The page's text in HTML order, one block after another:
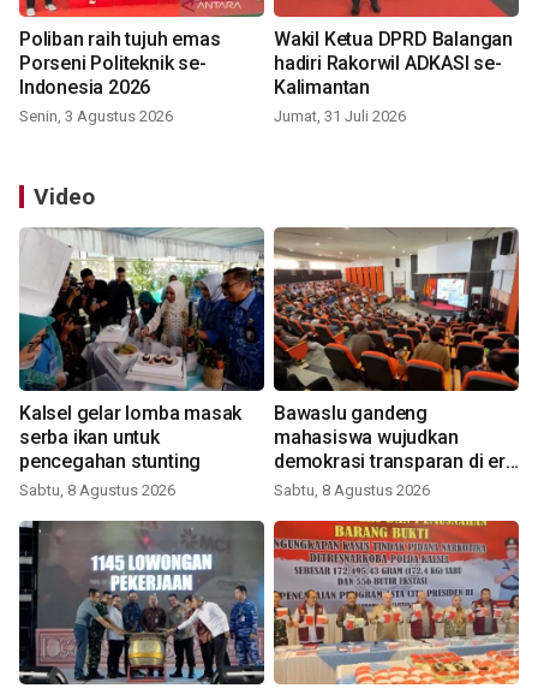
Poliban raih tujuh emas
Porseni Politeknik se-
Indonesia 2026
Senin, 3 Agustus 2026
Wakil Ketua DPRD Balangan
hadiri Rakorwil ADKASI se-
Kalimantan
Jumat, 31 Juli 2026
Video
Kalsel gelar lomba masak
serba ikan untuk
pencegahan stunting
Sabtu, 8 Agustus 2026
Bawaslu gandeng
mahasiswa wujudkan
demokrasi transparan di era
digital
Sabtu, 8 Agustus 2026